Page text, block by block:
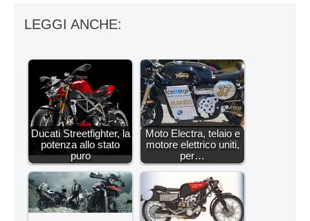
LEGGI ANCHE:
Ducati Streetfighter, la
potenza allo stato
puro
Moto Electra, telaio e
motore elettrico uniti,
per…